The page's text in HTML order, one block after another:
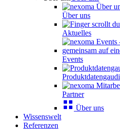
Über uns
Aktuelles
Events
Produktdatengaudi
Partner
Über uns
Wissenswelt
Referenzen